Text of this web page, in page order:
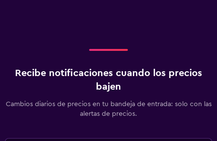
Recibe notificaciones cuando los precios
bajen
Cambios diarios de precios en tu bandeja de entrada: solo con las
alertas de precios.